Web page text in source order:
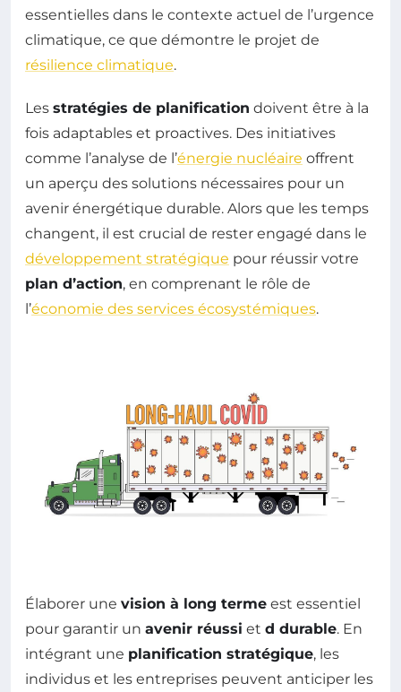
essentielles dans le contexte actuel de l’urgence
climatique, ce que démontre le projet de
résilience climatique.
Les stratégies de planification doivent être à la
fois adaptables et proactives. Des initiatives
comme l’analyse de l’énergie nucléaire offrent
un aperçu des solutions nécessaires pour un
avenir énergétique durable. Alors que les temps
changent, il est crucial de rester engagé dans le
développement stratégique pour réussir votre
plan d’action, en comprenant le rôle de
l’économie des services écosystémiques.
Élaborer une vision à long terme est essentiel
pour garantir un avenir réussi et d durable. En
intégrant une planification stratégique, les
individus et les entreprises peuvent anticiper les